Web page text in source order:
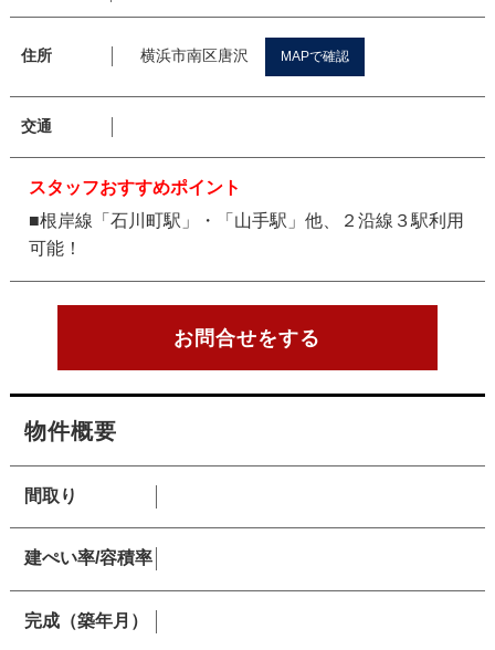
住所 横浜市南区唐沢 MAPで確認
交通
スタッフおすすめポイント
■根岸線「石川町駅」・「山手駅」他、２沿線３駅利用
可能！
お問合せをする
物件概要
間取り
建ぺい率/容積率
完成（築年月）